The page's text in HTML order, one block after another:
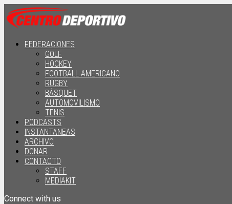
FEDERACIONES
GOLF
HOCKEY
FOOTBALL AMERICANO
RUGBY
BÁSQUET
AUTOMOVILISMO
TENIS
PODCASTS
INSTANTANEAS
ARCHIVO
DONAR
CONTACTO
STAFF
MEDIAKIT
Connect with us